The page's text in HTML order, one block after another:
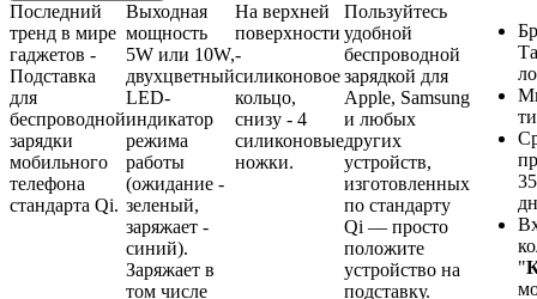
Последний
тренд в мире
гаджетов -
Подставка
для
беспроводной
зарядки
мобильного
телефона
стандарта Qi.
Выходная
мощность
5W или 10W,
двухцветный
LED-
индикатор
режима
работы
(ожидание -
зеленый,
заряжает -
синий).
Заряжает в
том числе
На верхней
поверхности
-
силиконовое
кольцо,
снизу - 4
силиконовые
ножки.
Пользуйтесь
удобной
беспроводной
зарядкой для
Apple, Samsung
и любых
других
устройств,
изготовленных
по стандарту
Qi — просто
положите
устройство на
подставку.
"